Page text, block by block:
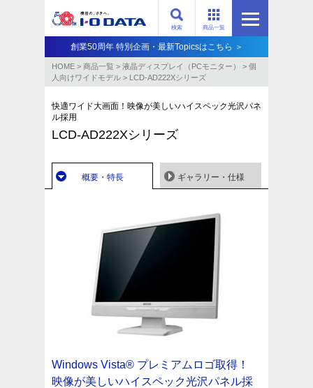
商品一覧
検索
創業50周年 特別企画・最新Topicsはこちら ＞
HOME > 商品一覧 > 液晶ディスプレイ（PCモニター） > 個
人向けワイドモデル > LCD-AD222Xシリーズ
快適ワイド大画面！映像が美しいハイスペック光沢パネ
ル採用
LCD-AD222Xシリーズ
概要・特長 ギャラリー・仕様
Windows Vista® プレミアムロゴ取得！
映像が美しいハイスペック光沢パネル採